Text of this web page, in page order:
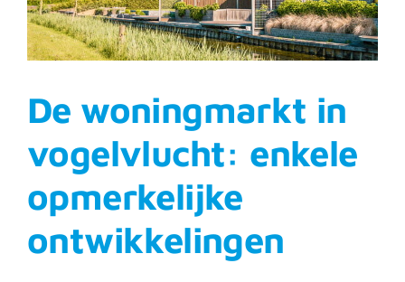
De woningmarkt in
vogelvlucht: enkele
opmerkelijke
ontwikkelingen